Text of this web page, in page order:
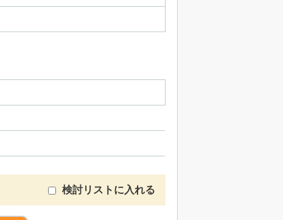
検討リストに入れる